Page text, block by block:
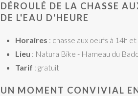
DÉROULÉ DE LA CHASSE
DE L'EAU D'HEURE
Horaires : chasse aux oeufs à 14h
Lieu : Natura Bike - Hameau du
Tarif : gratuit
UN MOMENT CONVIVIAL